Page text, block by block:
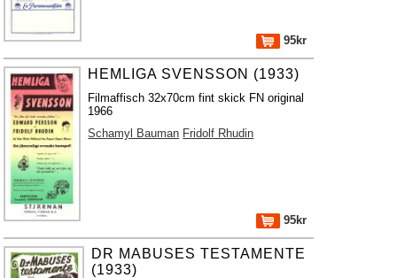
95kr
HEMLIGA SVENSSON (1933)
Filmaffisch 32x70cm fint skick FN original
1966
Schamyl Bauman Fridolf Rhudin
95kr
DR MABUSES TESTAMENTE
(1933)